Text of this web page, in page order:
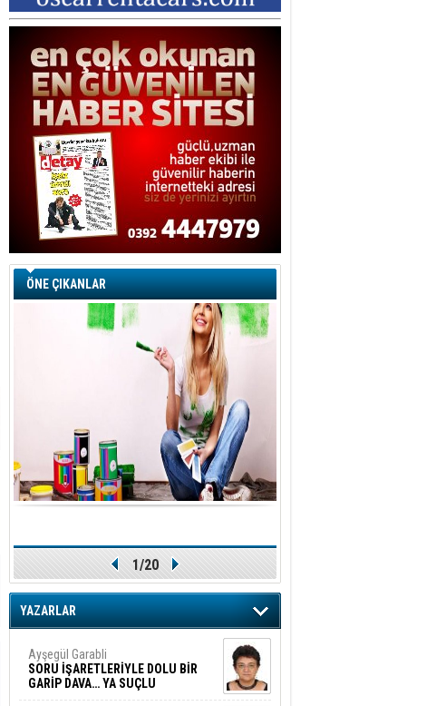
ÖNE ÇIKANLAR
1/20
YAZARLAR
Ayşegül Garabli
SORU İŞARETLERİYLE DOLU BİR
GARİP DAVA… YA SUÇLU
DEĞİLSE???